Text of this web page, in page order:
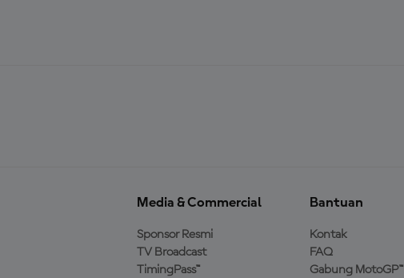
Media & Commercial
Sponsor Resmi
TV Broadcast
TimingPass™
Bantuan
Kontak
FAQ
Gabung MotoGP™